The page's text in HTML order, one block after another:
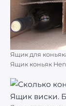
Ящик для
Ящик коньяк